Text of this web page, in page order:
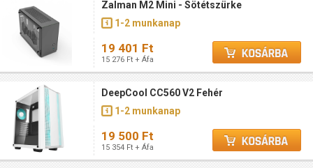
Zalman M2 Mini - Sötétszürke
1-2 munkanap
19 401 Ft
15 276 Ft + Áfa
DeepCool CC560 V2 Fehér
1-2 munkanap
19 500 Ft
15 354 Ft + Áfa